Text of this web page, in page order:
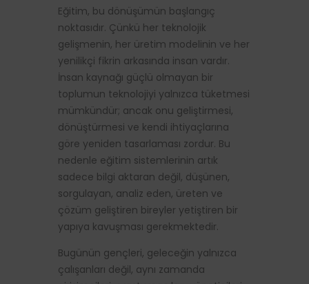
Eğitim, bu dönüşümün başlangıç
noktasıdır. Çünkü her teknolojik
gelişmenin, her üretim modelinin ve her
yenilikçi fikrin arkasında insan vardır.
İnsan kaynağı güçlü olmayan bir
toplumun teknolojiyi yalnızca tüketmesi
mümkündür; ancak onu geliştirmesi,
dönüştürmesi ve kendi ihtiyaçlarına
göre yeniden tasarlaması zordur. Bu
nedenle eğitim sistemlerinin artık
sadece bilgi aktaran değil, düşünen,
sorgulayan, analiz eden, üreten ve
çözüm geliştiren bireyler yetiştiren bir
yapıya kavuşması gerekmektedir.
Bugünün gençleri, geleceğin yalnızca
çalışanları değil, aynı zamanda